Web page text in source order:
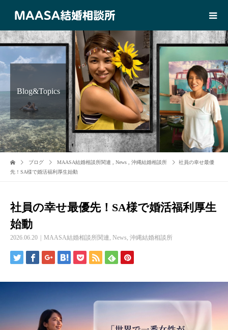
Blog&Topics
ブログ MAASA結婚相談所関連 News 沖縄結婚相談所
社員の幸せ最優
先！SA様で婚活福利厚生始動
社員の幸せ最優先！SA様で婚活福利厚生
始動
2026.06.20 MAASA結婚相談所関連, News, 沖縄結婚相談所